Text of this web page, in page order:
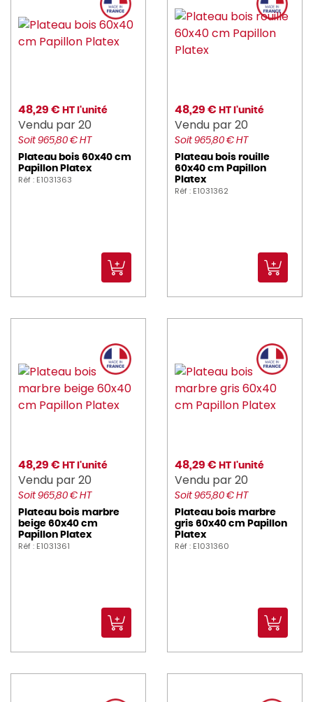
48,29 € HT l'unité
Vendu par 20
Soit 965,80 € HT
Plateau bois 60x40 cm
Papillon Platex
Réf : E1031363
48,29 € HT l'unité
Vendu par 20
Soit 965,80 € HT
Plateau bois rouille
60x40 cm Papillon
Platex
Réf : E1031362
48,29 € HT l'unité
Vendu par 20
Soit 965,80 € HT
Plateau bois marbre
beige 60x40 cm
Papillon Platex
Réf : E1031361
48,29 € HT l'unité
Vendu par 20
Soit 965,80 € HT
Plateau bois marbre
gris 60x40 cm Papillon
Platex
Réf : E1031360